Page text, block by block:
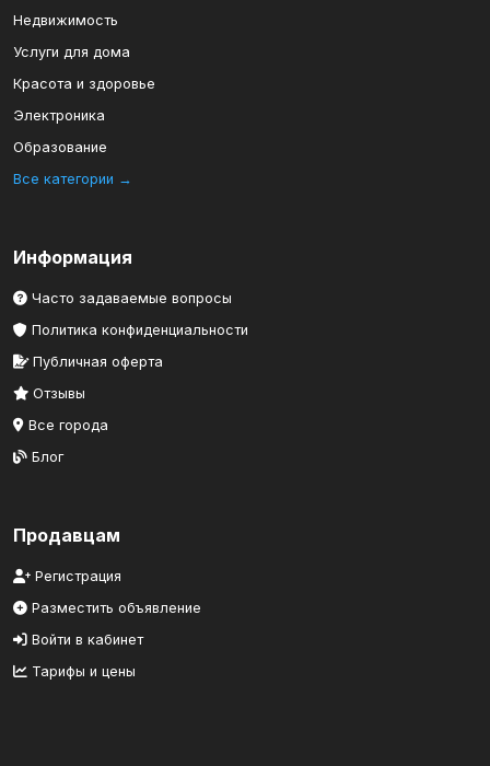
Недвижимость
Услуги для дома
Красота и здоровье
Электроника
Образование
Все категории →
Информация
Часто задаваемые вопросы
Политика конфиденциальности
Публичная оферта
Отзывы
Все города
Блог
Продавцам
Регистрация
Разместить объявление
Войти в кабинет
Тарифы и цены